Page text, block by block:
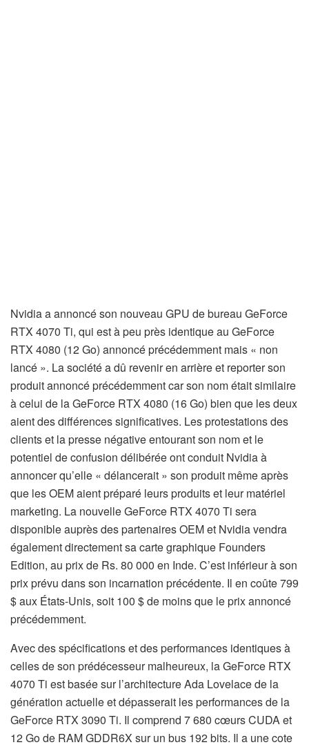
Nvidia a annoncé son nouveau GPU de bureau GeForce
RTX 4070 Ti, qui est à peu près identique au GeForce
RTX 4080 (12 Go) annoncé précédemment mais « non
lancé ». La société a dû revenir en arrière et reporter son
produit annoncé précédemment car son nom était similaire
à celui de la GeForce RTX 4080 (16 Go) bien que les deux
aient des différences significatives. Les protestations des
clients et la presse négative entourant son nom et le
potentiel de confusion délibérée ont conduit Nvidia à
annoncer qu’elle « délancerait » son produit même après
que les OEM aient préparé leurs produits et leur matériel
marketing. La nouvelle GeForce RTX 4070 Ti sera
disponible auprès des partenaires OEM et Nvidia vendra
également directement sa carte graphique Founders
Edition, au prix de Rs. 80 000 en Inde. C’est inférieur à son
prix prévu dans son incarnation précédente. Il en coûte 799
$ aux États-Unis, soit 100 $ de moins que le prix annoncé
précédemment.
Avec des spécifications et des performances identiques à
celles de son prédécesseur malheureux, la GeForce RTX
4070 Ti est basée sur l’architecture Ada Lovelace de la
génération actuelle et dépasserait les performances de la
GeForce RTX 3090 Ti. Il comprend 7 680 cœurs CUDA et
12 Go de RAM GDDR6X sur un bus 192 bits. Il a une cote